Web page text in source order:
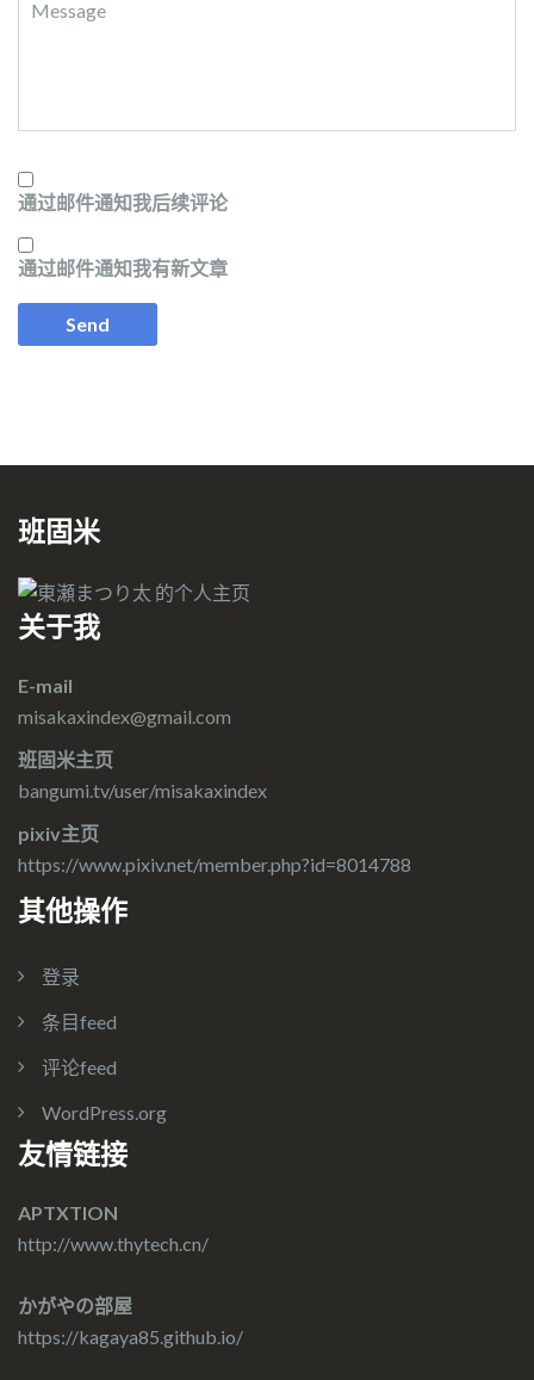
通过邮件通知我后续评论
通过邮件通知我有新文章
班固米
关于我
E-mail
misakaxindex@gmail.com
班固米主页
bangumi.tv/user/misakaxindex
pixiv主页
https://www.pixiv.net/member.php?id=8014788
其他操作
登录
条目feed
评论feed
WordPress.org
友情链接
APTXTION
http://www.thytech.cn/
かがやの部屋
https://kagaya85.github.io/